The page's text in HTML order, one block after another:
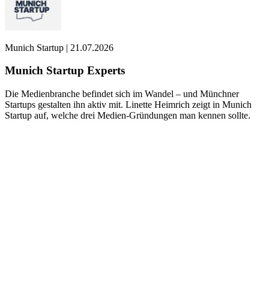
Munich Startup | 21.07.2026
Munich Startup Experts
Die Medienbranche befindet sich im Wandel – und Münchner
Startups gestalten ihn aktiv mit. Linette Heimrich zeigt in Munich
Startup auf, welche drei Medien-Gründungen man kennen sollte.